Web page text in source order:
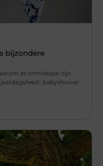
bijzondere
ze onmisbaar zijn
babyshower